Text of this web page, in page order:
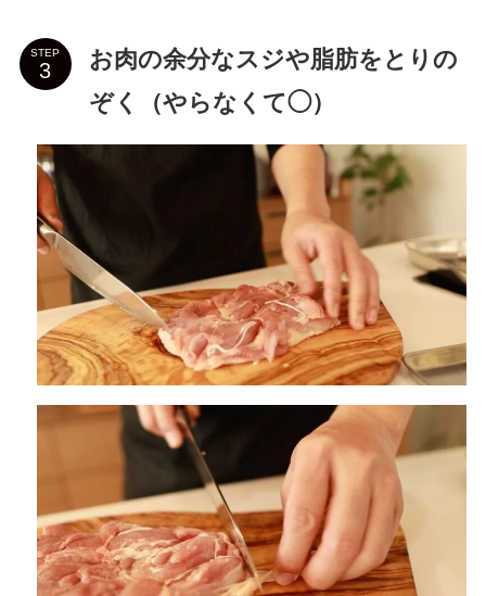
STEP
お肉の余分なスジや脂肪をとりの
ぞく（やらなくて◯）